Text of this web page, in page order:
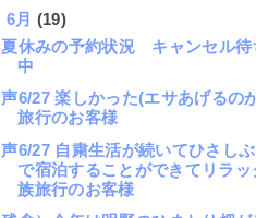
6月 (19)
夏休みの予約状況 キャンセル待
中
声6/27 楽しかった(エサあげるの
旅行のお客様
声6/27 自粛生活が続いてひさし
で宿泊することができてリラッ
族旅行のお客様